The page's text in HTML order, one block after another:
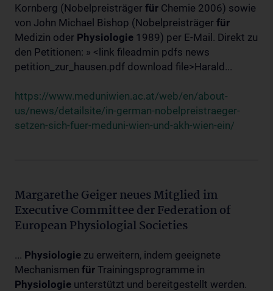
Kornberg (Nobelpreisträger für Chemie 2006) sowie
von John Michael Bishop (Nobelpreisträger für
Medizin oder Physiologie 1989) per E-Mail. Direkt zu
den Petitionen: » <link fileadmin pdfs news
petition_zur_hausen.pdf download file>Harald...
https://www.meduniwien.ac.at/web/en/about-
us/news/detailsite/in-german-nobelpreistraeger-
setzen-sich-fuer-meduni-wien-und-akh-wien-ein/
Margarethe Geiger neues Mitglied im
Executive Committee der Federation of
European Physiologial Societies
... Physiologie zu erweitern, indem geeignete
Mechanismen für Trainingsprogramme in
Physiologie unterstützt und bereitgestellt werden.